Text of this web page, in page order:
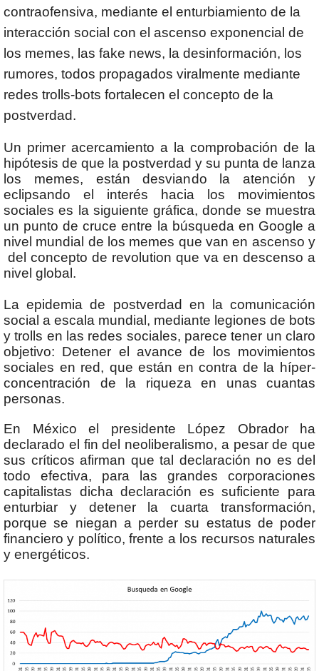
contraofensiva, mediante el enturbiamiento de la
interacción social con el ascenso exponencial de
los memes, las fake news, la desinformación, los
rumores, todos propagados viralmente mediante
redes trolls-bots fortalecen el concepto de la
postverdad.
Un primer acercamiento a la comprobación de la
hipótesis de que la postverdad y su punta de lanza
los memes, están desviando la atención y
eclipsando el interés hacia los movimientos
sociales es la siguiente gráfica, donde se muestra
un punto de cruce entre la búsqueda en Google a
nivel mundial de los memes que van en ascenso y
del concepto de revolution que va en descenso a
nivel global.
La epidemia de postverdad en la comunicación
social a escala mundial, mediante legiones de bots
y trolls en las redes sociales, parece tener un claro
objetivo: Detener el avance de los movimientos
sociales en red, que están en contra de la híper-
concentración de la riqueza en unas cuantas
personas.
En México el presidente López Obrador ha
declarado el fin del neoliberalismo, a pesar de que
sus críticos afirman que tal declaración no es del
todo efectiva, para las grandes corporaciones
capitalistas dicha declaración es suficiente para
enturbiar y detener la cuarta transformación,
porque se niegan a perder su estatus de poder
financiero y político, frente a los recursos naturales
y energéticos.